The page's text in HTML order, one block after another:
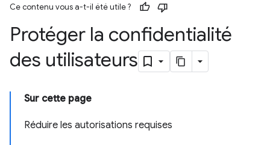
Ce contenu vous a-t-il été utile ?
Protéger la confidentialité
des utilisateurs
Sur cette page
Réduire les autorisations requises